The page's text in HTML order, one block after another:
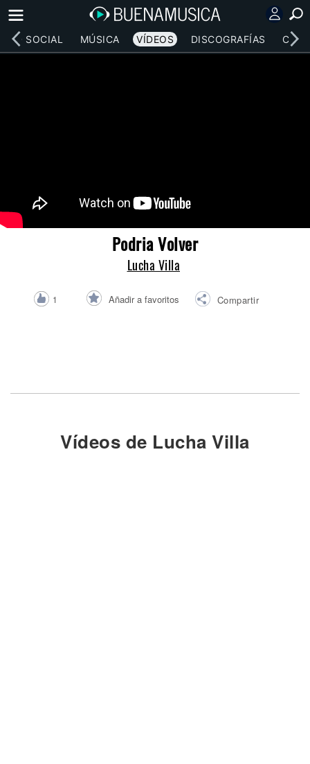
RED SOCIAL MÚSICA VÍDEOS DISCOGRAFÍAS
Podria Volver
Lucha Villa
1 Añadir a favoritos Compartir
Vídeos de Lucha Villa